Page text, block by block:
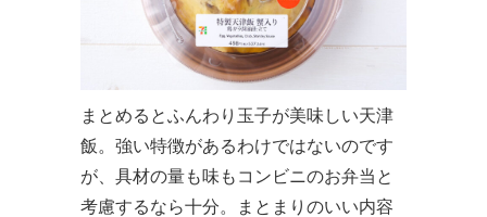
まとめるとふんわり玉子が美味しい天津
飯。強い特徴があるわけではないのです
が、具材の量も味もコンビニのお弁当と
考慮するなら十分。まとまりのいい内容